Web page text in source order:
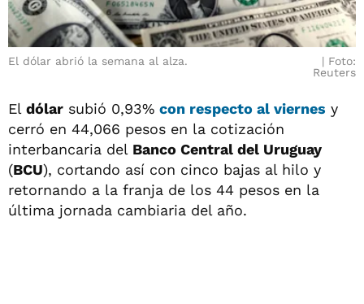
El dólar abrió la semana al alza.
Foto:
Reuters
El dólar subió 0,93% con respecto al viernes y
cerró en 44,066 pesos en la cotización
interbancaria del Banco Central del Uruguay
(BCU), cortando así con cinco bajas al hilo y
retornando a la franja de los 44 pesos en la
última jornada cambiaria del año.